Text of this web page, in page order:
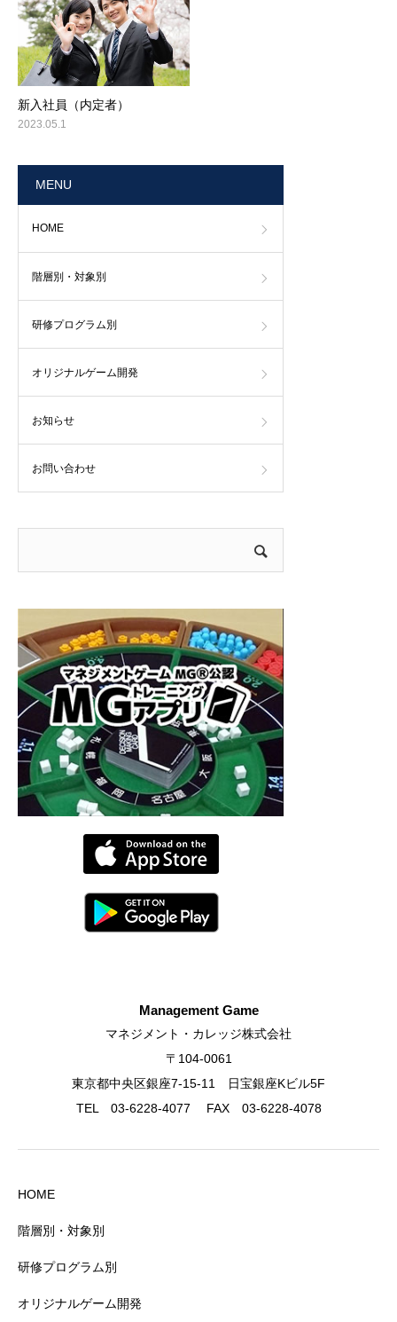
新入社員（内定者）
2023.05.1
MENU
HOME
階層別・対象別
研修プログラム別
オリジナルゲーム開発
お知らせ
お問い合わせ
Management Game
マネジメント・カレッジ株式会社
〒104-0061
東京都中央区銀座7-15-11 日宝銀座Kビル5F
TEL 03-6228-4077 FAX 03-6228-4078
HOME
階層別・対象別
研修プログラム別
オリジナルゲーム開発